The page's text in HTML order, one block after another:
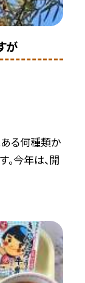
が
ある何種類か
今年は、開